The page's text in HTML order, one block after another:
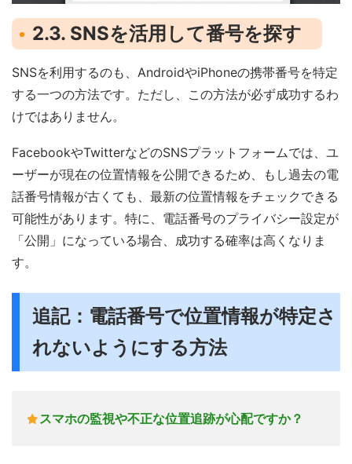
2.3. SNSを活用して番号を探す
SNSを利用するのも、AndroidやiPhoneの携帯番号を特定
する一つの方法です。ただし、この方法が必ず成功するわ
けではありません。
FacebookやTwitterなどのSNSプラットフォームでは、ユ
ーザーが現在の位置情報を公開できるため、もし過去の電
話番号情報が古くても、最新の位置情報をチェックできる
可能性があります。特に、電話番号のプライバシー設定が
「公開」になっている場合、成功する確率は高くなりま
す。
追記：電話番号で位置情報が特定さ
れないようにする方法
スマホの監視や不正な位置追跡が心配ですか？